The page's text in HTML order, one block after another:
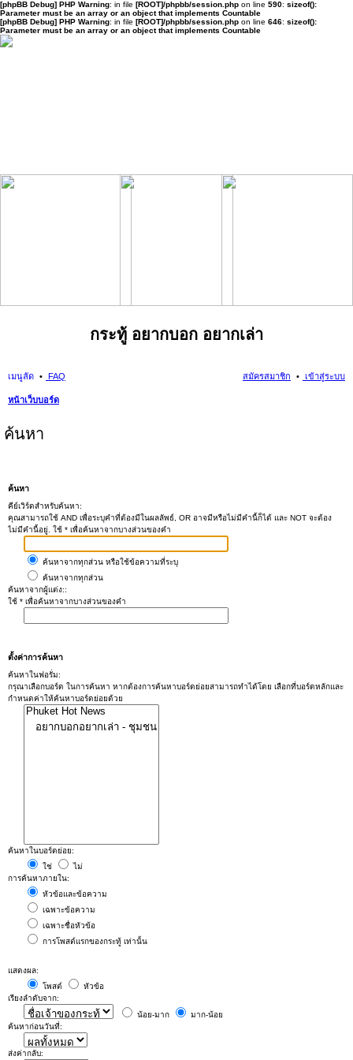
[phpBB Debug] PHP Warning: in file [ROOT]/phpbb/session.php on line 590: sizeof():
Parameter must be an array or an object that implements Countable
[phpBB Debug] PHP Warning: in file [ROOT]/phpbb/session.php on line 646: sizeof():
Parameter must be an array or an object that implements Countable
กระทู้ อยากบอก อยากเล่า
เมนูลัด FAQ เข้าสู่ระบบ
สมัครสมาชิก
หน้าเว็บบอร์ด
ค้นหา
ค้นหา
คีย์เวิร์ดสำหรับค้นหา:
คุณสามารถใช้ AND เพื่อระบุคำที่ต้องมีในผลลัพธ์, OR อาจมีหรือไม่มีคำนี้ก็ได้ และ NOT จะต้อง
ไม่มีคำนี้อยู่. ใช้ * เพื่อค้นหาจากบางส่วนของคำ
ค้นหาจากทุกส่วน หรือใช้ข้อความที่ระบุ
ค้นหาจากทุกส่วน
ค้นหาจากผู้แต่ง::
ใช้ * เพื่อค้นหาจากบางส่วนของคำ
ตั้งค่าการค้นหา
ค้นหาในฟอรั่ม:
กรุณาเลือกบอร์ด ในการค้นหา หากต้องการค้นหาบอร์ดย่อยสามารถทำได้โดย เลือกที่บอร์ดหลักและ
กำหนดค่าให้ค้นหาบอร์ดย่อยด้วย
ค้นหาในบอร์ดย่อย:
ใช่
ไม่
การค้นหาภายใน:
หัวข้อและข้อความ
เฉพาะข้อความ
เฉพาะชื่อหัวข้อ
การโพสต์แรกของกระทู้ เท่านั้น
แสดงผล:
โพสต์
หัวข้อ
เรียงลำดับจาก:
น้อย-มาก
มาก-น้อย
ค้นหาก่อนวันที่:
ส่งค่ากลับ: